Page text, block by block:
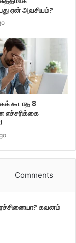
ஏன் அவசியம்?
கூடாத 8
எச்சரிக்கை
Comments
கவனம்